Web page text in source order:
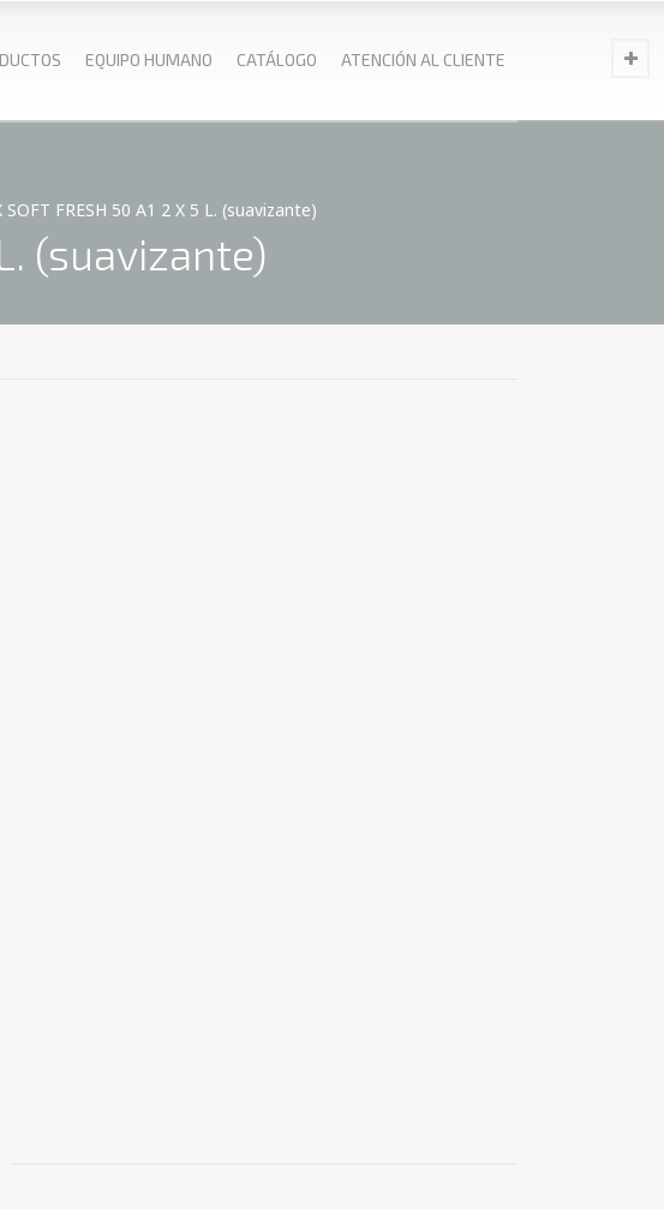
EQUIPO HUMANO CATÁLOGO ATENCIÓN AL CLIENTE
SOFT FRESH 50 A1 2 X 5 L. (suavizante)
L. (suavizante)